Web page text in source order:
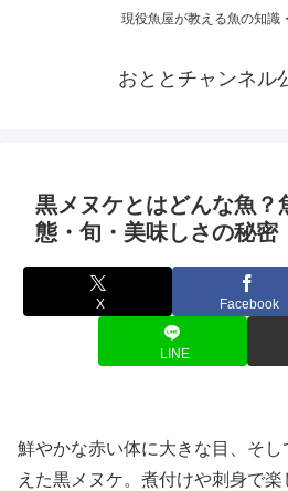
現役魚屋が教える魚の知識
おととチャンネル
黒メヌケとはどんな魚？
態・旬・美味しさの秘密
X Facebook
LINE
鮮やかな赤い体に大きな目、そ
えた黒メヌケ。煮付けや刺身で